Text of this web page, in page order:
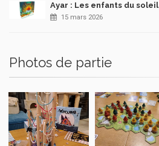
Ayar : Les enfants du soleil
15 mars 2026
Photos de partie